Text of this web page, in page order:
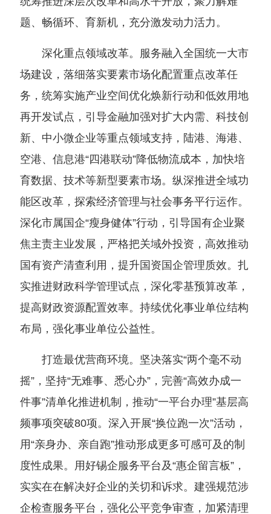
题、畅循环、育新机，充分激发动力活力。
深化重点领域改革。服务融入全国统一大市
场建设，落细落实要素市场化配置重点改革任
务，统筹实施产业空间优化焕新行动和低效用地
再开发试点，引导金融加强对扩大内需、科技创
新、中小微企业等重点领域支持，陆港、海港、
空港、信息港“四港联动”降低物流成本，加快培
育数据、技术等新型要素市场。纵深推进全域功
能区改革，探索经济管理与社会事务平行运作。
深化市属国企“瘦身健体”行动，引导国有企业聚
焦主责主业发展，严格把关域外投资，高效推动
国有资产清查利用，提升国资国企管理质效。扎
实推进财政科学管理试点，深化零基预算改革，
提高财政资源配置效率。持续优化事业单位结构
布局，强化事业单位公益性。
打造最优营商环境。坚决落实“两个毫不动
摇”，坚持“无难事、悉心办”，完善“高效办成一
件事”清单化推进机制，推动“一平台办理”基层高
频事项突破80项。深入开展“换位跑一次”活动，
用“亲身办、亲自跑”推动形成更多可感可及的制
度性成果。用好锡企服务平台及“惠企留言板”，
实实在在解决好企业的关切和诉求。建强规范涉
企检查服务平台，强化公平竞争审查，加紧清理